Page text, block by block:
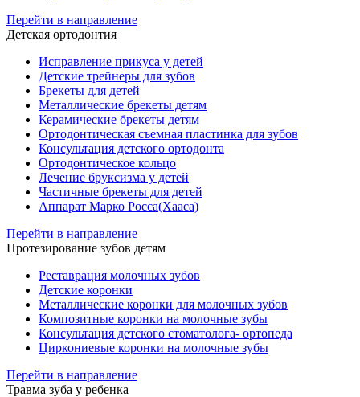
Перейти в направление
Детская ортодонтия
Исправление прикуса у детей
Детские трейнеры для зубов
Брекеты для детей
Металлические брекеты детям
Керамические брекеты детям
Ортодонтическая съемная пластинка для зубов
Консультация детского ортодонта
Ортодонтическое кольцо
Лечение бруксизма у детей
Частичные брекеты для детей
Аппарат Марко Росса(Хааса)
Перейти в направление
Протезирование зубов детям
Реставрация молочных зубов
Детские коронки
Металлические коронки для молочных зубов
Композитные коронки на молочные зубы
Консультация детского стоматолога- ортопеда
Циркониевые коронки на молочные зубы
Перейти в направление
Травма зуба у ребенка